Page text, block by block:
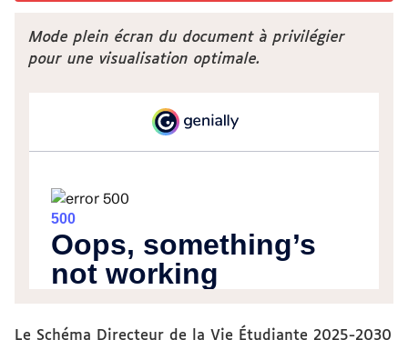
Mode plein écran du document à privilégier
pour une visualisation optimale.
Le Schéma Directeur de la Vie Étudiante 2025-2030